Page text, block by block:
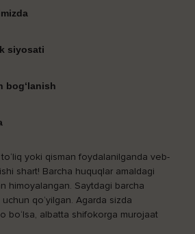
siyosati
bog‘lanish
yoki qisman foydalanilganda veb-
shart! Barcha huquqlar amaldagi
himoyalangan. Saytdagi barcha
uchun qo‘yilgan. Agarda sizda
bo‘lsa, albatta shifokorga murojaat